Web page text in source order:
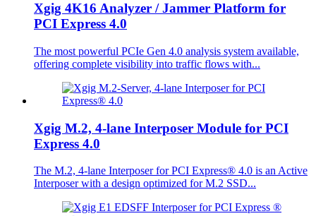
Xgig 4K16 Analyzer / Jammer Platform for
PCI Express 4.0
The most powerful PCIe Gen 4.0 analysis system available,
offering complete visibility into traffic flows with...
Xgig M.2, 4-lane Interposer Module for PCI
Express 4.0
The M.2, 4-lane Interposer for PCI Express® 4.0 is an Active
Interposer with a design optimized for M.2 SSD...